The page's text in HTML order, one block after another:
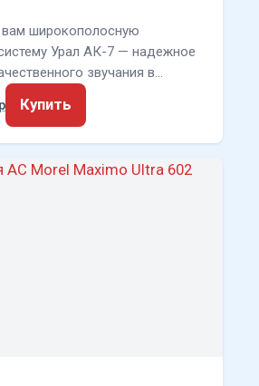
широкополосную
Урал АК-7 — надежное
звучания в…
Купить